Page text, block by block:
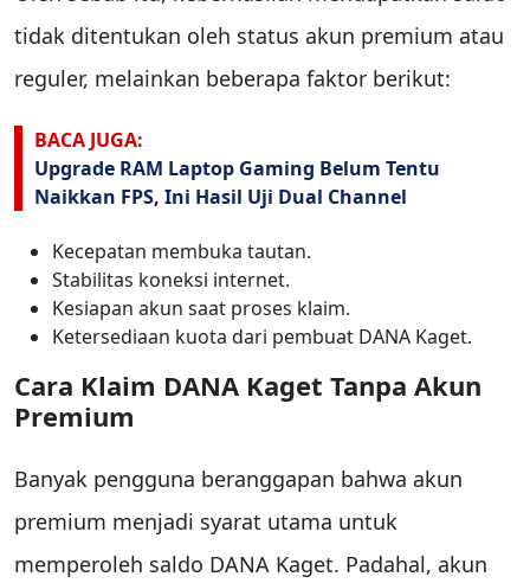
tidak ditentukan oleh status akun premium atau
reguler, melainkan beberapa faktor berikut:
BACA JUGA:
Upgrade RAM Laptop Gaming Belum Tentu
Naikkan FPS, Ini Hasil Uji Dual Channel
Kecepatan membuka tautan.
Stabilitas koneksi internet.
Kesiapan akun saat proses klaim.
Ketersediaan kuota dari pembuat DANA Kaget.
Cara Klaim DANA Kaget Tanpa Akun
Premium
Banyak pengguna beranggapan bahwa akun
premium menjadi syarat utama untuk
memperoleh saldo DANA Kaget. Padahal, akun